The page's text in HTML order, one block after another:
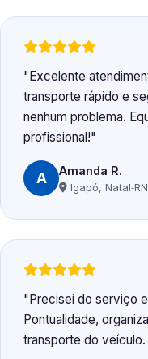
Excelente
transporte rápido e
nenhum problema.
profissional!
A Amanda R.
Igapó, Natal‑RN
Precisei do serviço
Pontualidade,
transporte do